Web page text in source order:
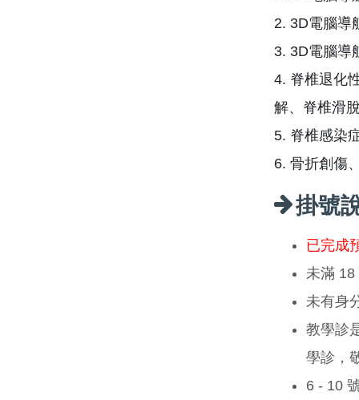
2. 3D電腦導
3. 3D電腦導
4. 脊椎退化
解、脊椎滑
5. 脊椎感染
6. 骨折創傷
掛號
已完成
未滿 18
未有身
教學診
學診，
6 - 10